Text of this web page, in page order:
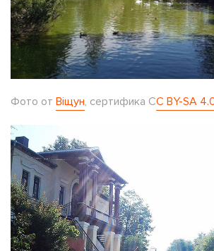
Фото от Віщун, сертифика CC BY-SA